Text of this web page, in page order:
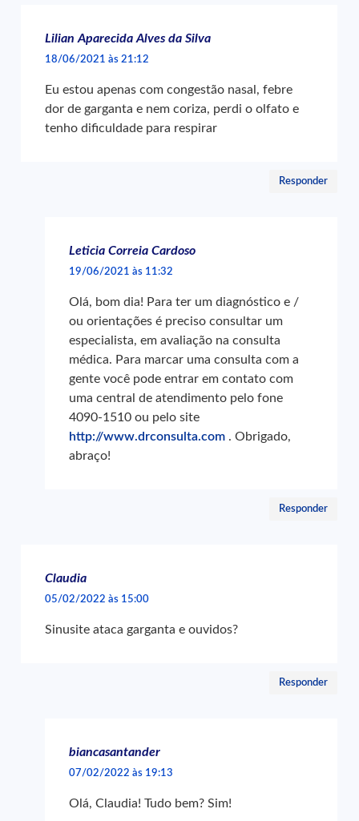
Lilian Aparecida Alves da Silva
18/06/2021 às 21:12
Eu estou apenas com congestão nasal, febre
dor de garganta e nem coriza, perdi o olfato e
tenho dificuldade para respirar
Responder
Leticia Correia Cardoso
19/06/2021 às 11:32
Olá, bom dia! Para ter um diagnóstico e /
ou orientações é preciso consultar um
especialista, em avaliação na consulta
médica. Para marcar uma consulta com a
gente você pode entrar em contato com
uma central de atendimento pelo fone
4090-1510 ou pelo site
http://www.drconsulta.com . Obrigado,
abraço!
Responder
Claudia
05/02/2022 às 15:00
Sinusite ataca garganta e ouvidos?
Responder
biancasantander
07/02/2022 às 19:13
Olá, Claudia! Tudo bem? Sim!